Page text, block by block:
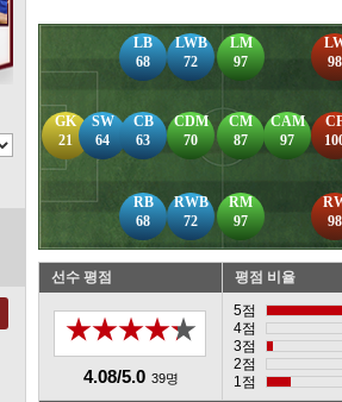
GK
21
SW
64
RWB
72
RB
68
CB
63
LB
68
LWB
72
CDM
70
RM
97
CM
87
LM
97
CAM
97
98
98
선수 평점
★★★★★
4.08/5.0 39명
평점 비율
5점
4점
3점
2점
1점